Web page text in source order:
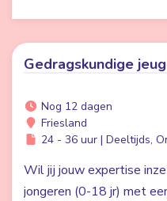
Gedragskundige
Nog 12 dagen
Friesland
24 - 36 uur | Deeltijds,
Wil jij jouw expertise
jongeren (0-18 jr) met